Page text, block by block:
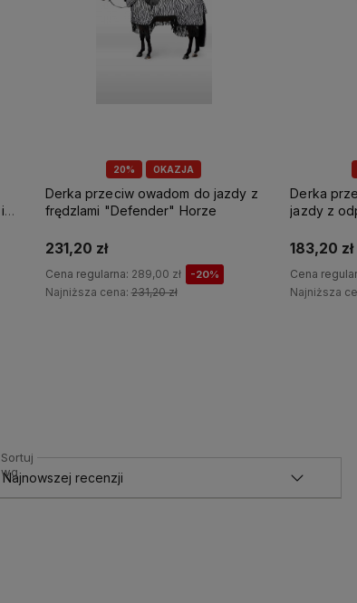
20% OKAZJA
Derka przeciw owadom i UV do
jazdy z odpinanym kapturem "Eira"
183,20 zł
Cena regularna: 229,00 zł -20%
Najniższa cena:183,20 zł
Derka
194,91 zł
Cena
Najniższa
Sortuj
wg